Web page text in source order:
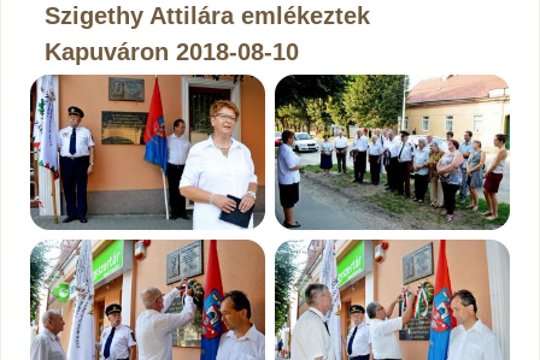
Szigethy Attilára emlékeztek
Kapuváron 2018-08-10